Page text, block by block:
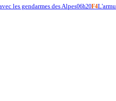
les gendarmes des Alpes06h20F4